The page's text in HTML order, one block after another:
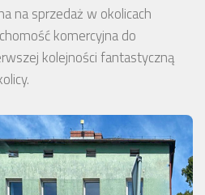
na sprzedaż w okolicach
komercyjna do
kolejności fantastyczną